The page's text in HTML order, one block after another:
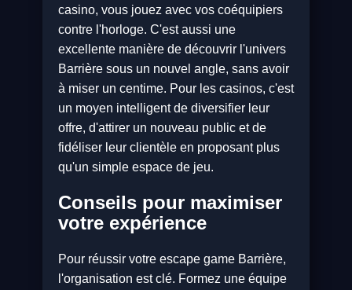
casino, vous jouez avec vos coéquipiers
contre l'horloge. C'est aussi une
excellente manière de découvrir l'univers
Barrière sous un nouvel angle, sans avoir
à miser un centime. Pour les casinos, c'est
un moyen intelligent de diversifier leur
offre, d'attirer un nouveau public et de
fidéliser leur clientèle en proposant plus
qu'un simple espace de jeu.
Conseils pour maximiser
votre expérience
Pour réussir votre escape game Barrière,
l'organisation est clé. Formez une équipe